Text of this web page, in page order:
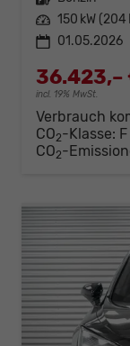
Leistung 150 kW (204
01.05.2026
36.423,–
incl. 19% MwSt.
Verbrauch
CO2-Klasse: F
CO2-